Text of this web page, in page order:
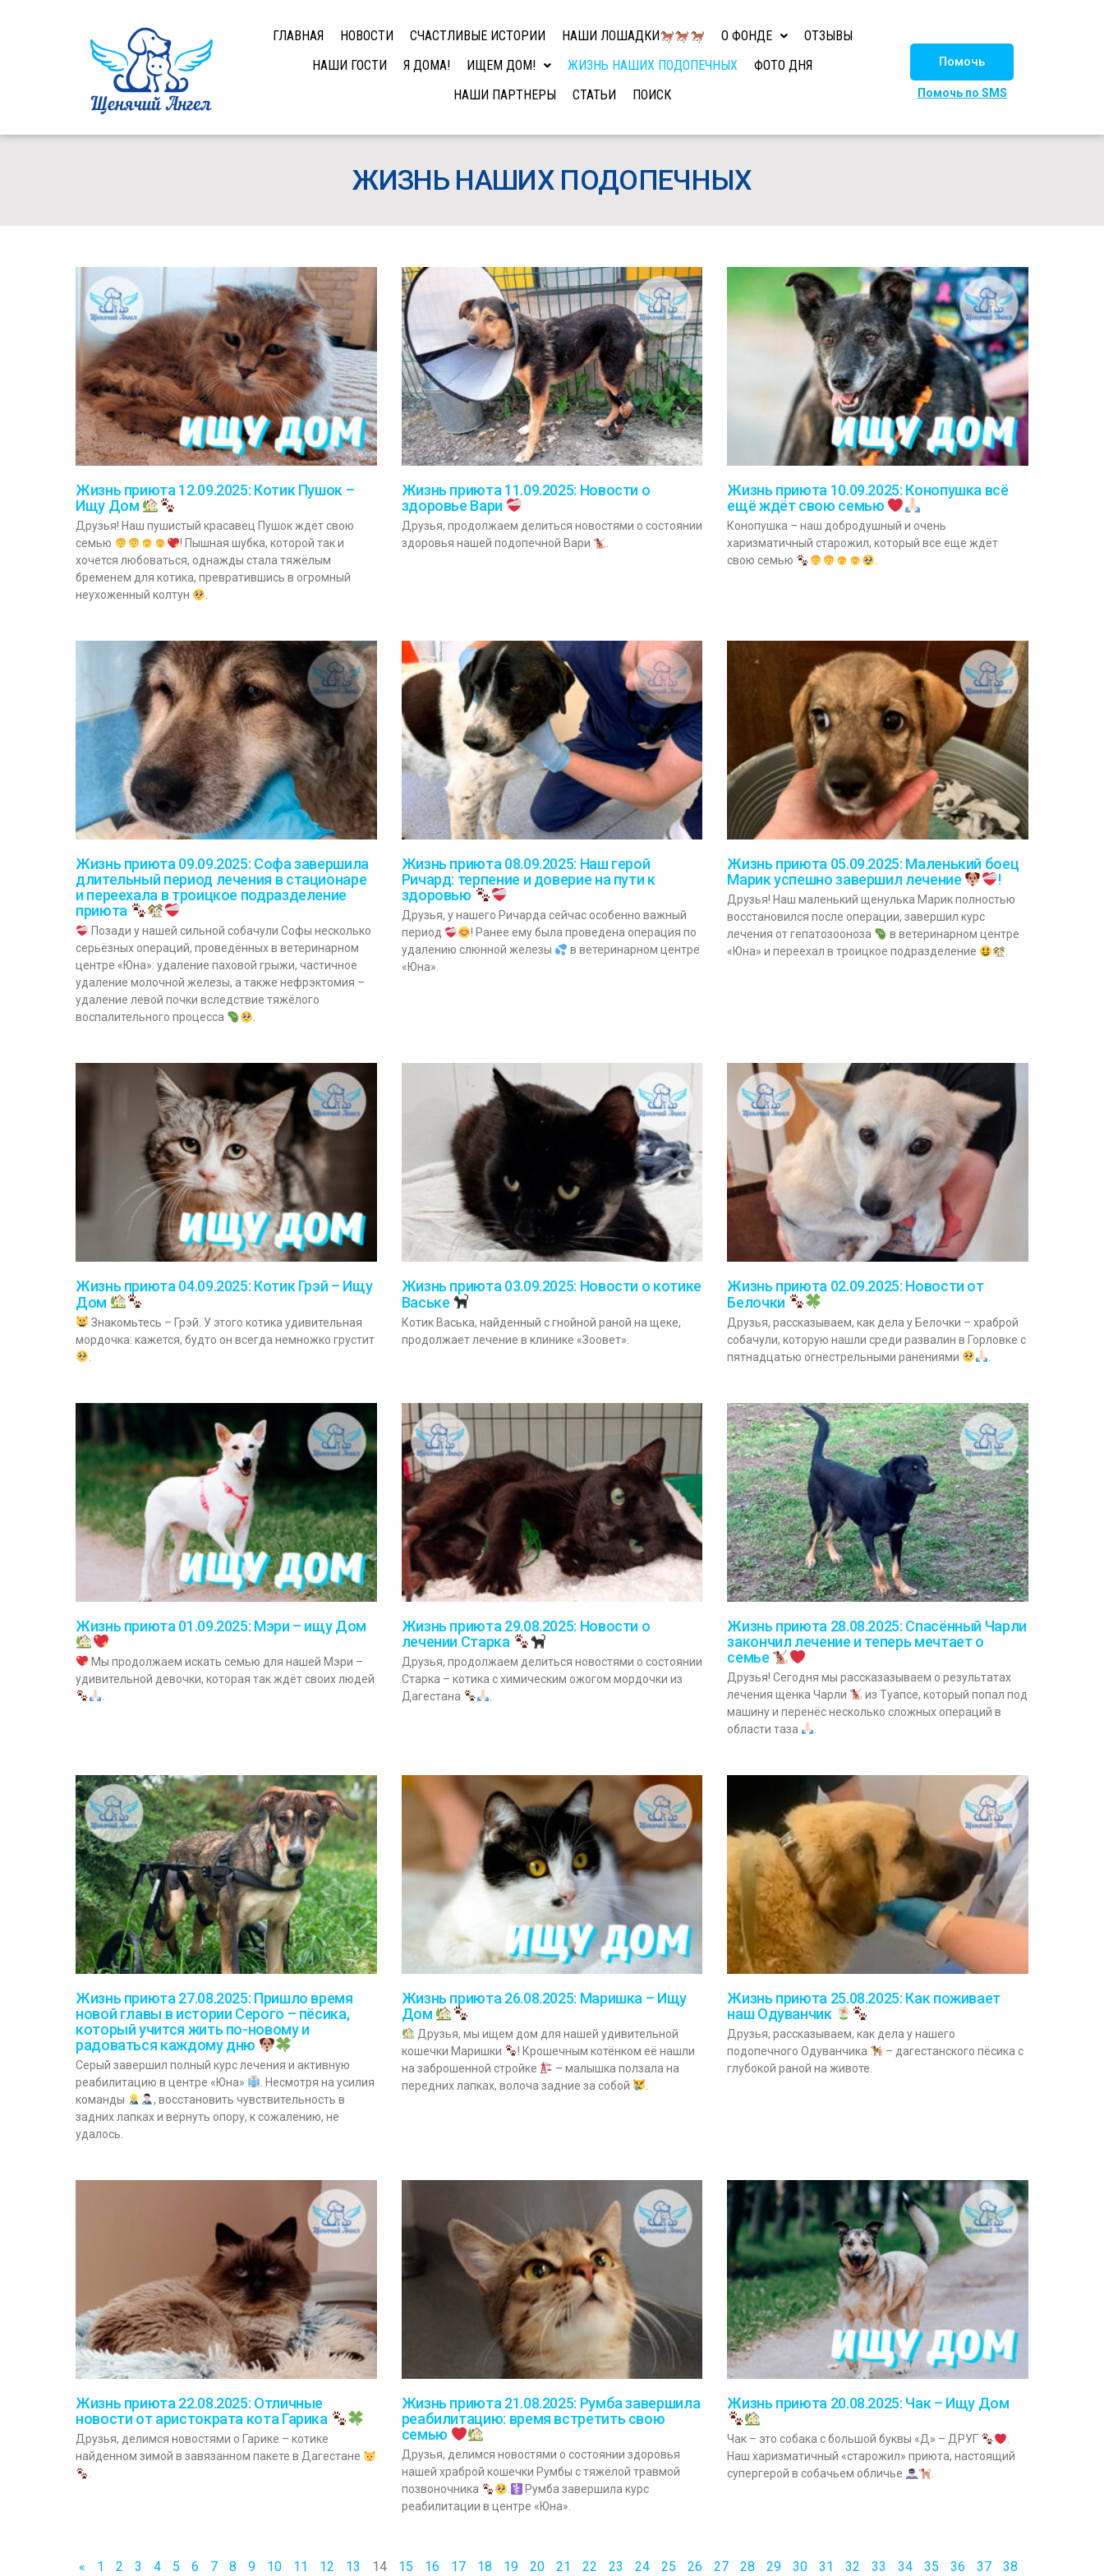
ГЛАВНАЯ НОВОСТИ СЧАСТЛИВЫЕ ИСТОРИИ НАШИ ЛОШАДКИ О ФОНДЕ
ОТЗЫВЫ
НАШИ ГОСТИ
Я ДОМА! ИЩЕМ ДОМ! ЖИЗНЬ НАШИХ ПОДОПЕЧНЫХ
ФОТО ДНЯ
НАШИ ПАРТНЕРЫ
СТАТЬИ ПОИСК
Помочь
Помочь по SMS
ЖИЗНЬ НАШИХ ПОДОПЕЧНЫХ
Жизнь приюта 12.09.2025: Котик Пушок –
Ищу Дом
Друзья! Наш пушистый красавец Пушок ждёт свою
семью
! Пышная шубка, которой так и
хочется любоваться, однажды стала тяжёлым
бременем для котика, превратившись в огромный
неухоженный колтун
Жизнь приюта 11.09.2025: Новости о
здоровье Вари
Друзья, продолжаем делиться новостями о состоянии
здоровья нашей подопечной Вари
Жизнь приюта 10.09.2025: Конопушка всё
ещё ждёт свою семью
Конопушка – наш добродушный и очень
харизматичный старожил, который все еще ждёт
свою семью
Жизнь приюта 09.09.2025: Софа завершила
длительный период лечения в стационаре
и переехала в троицкое подразделение
приюта
Позади у нашей сильной собачули Софы несколько
серьёзных операций, проведённых в ветеринарном
центре «Юна»: удаление паховой грыжи, частичное
удаление молочной железы, а также нефрэктомия –
удаление левой почки вследствие тяжёлого
воспалительного процесса
.
Жизнь приюта 08.09.2025: Наш герой
Ричард: терпение и доверие на пути к
здоровью
Друзья, у нашего Ричарда сейчас особенно важный
период
! Ранее ему была проведена операция по
удалению слюнной железы
в ветеринарном центре
«Юна».
Жизнь приюта 05.09.2025: Маленький боец
Марик успешно завершил лечение
!
Друзья! Наш маленький щенулька Марик полностью
восстановился после операции, завершил курс
лечения от гепатозооноза
в ветеринарном центре
«Юна» и переехал в троицкое подразделение
.
Жизнь приюта 04.09.2025: Котик Грэй – Ищу
Дом
Знакомьтесь – Грэй. У этого котика удивительная
мордочка: кажется, будто он всегда немножко грустит
Жизнь приюта 03.09.2025: Новости о котике
Ваське
Котик Васька, найденный с гнойной раной на щеке,
продолжает лечение в клинике «Зоовет».
Жизнь приюта 02.09.2025: Новости от
Белочки
Друзья, рассказываем, как дела у Белочки – храброй
собачули, которую нашли среди развалин в Горловке с
пятнадцатью огнестрельными ранениями
Жизнь приюта 01.09.2025: Мэри – ищу Дом
Мы продолжаем искать семью для нашей Мэри –
удивительной девочки, которая так ждёт своих людей
Жизнь приюта 29.08.2025: Новости о
лечении Старка
Друзья, продолжаем делиться новостями о состоянии
Старка – котика с химическим ожогом мордочки из
Дагестана
Жизнь приюта 28.08.2025: Спасённый Чарли
закончил лечение и теперь мечтает о
семье
Друзья! Сегодня мы рассказазываем о результатах
лечения щенка Чарли
из Туапсе, который попал под
машину и перенёс несколько сложных операций в
области таза
Жизнь приюта 27.08.2025: Пришло время
новой главы в истории Серого – пёсика,
который учится жить по-новому и
радоваться каждому дню
Серый завершил полный курс лечения и активную
реабилитацию в центре «Юна»
. Несмотря на усилия
команды
, восстановить чувствительность в
задних лапках и вернуть опору, к сожалению, не
удалось.
Жизнь приюта 26.08.2025: Маришка – Ищу
Дом
Друзья, мы ищем дом для нашей удивительной
кошечки Маришки
! Крошечным котёнком её нашли
на заброшенной стройке
– малышка ползала на
передних лапках, волоча задние за собой
Жизнь приюта 25.08.2025: Как поживает
наш Одуванчик
Друзья, рассказываем, как дела у нашего
подопечного Одуванчика
– дагестанского пёсика с
глубокой раной на животе.
Жизнь приюта 22.08.2025: Отличные
новости от аристократа кота Гарика
Друзья, делимся новостями о Гарике – котике
найденном зимой в завязанном пакете в Дагестане
Жизнь приюта 21.08.2025: Румба завершила
реабилитацию: время встретить свою
семью
Друзья, делимся новостями о состоянии здоровья
нашей храброй кошечки Румбы с тяжёлой травмой
позвоночника
Румба завершила курс
реабилитации в центре «Юна».
Жизнь приюта 20.08.2025: Чак – Ищу Дом
Чак – это собака с большой буквы «Д» – ДРУГ
Наш харизматичный «старожил» приюта, настоящий
супергерой в собачьем обличье
« 1 2 3 4 5 6 7 8 9 10 11 12 13 14 15 16 17 18 19 20 21 22 23 24 25 26 27 28 29 30 31 32 33 34 35 36 37 38